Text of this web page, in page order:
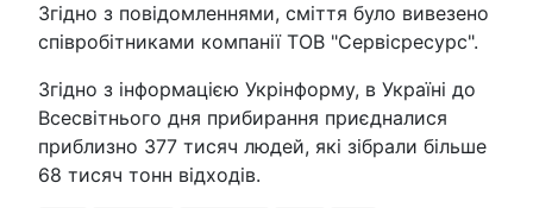
Згідно з повідомленнями, сміття було вивезено
співробітниками компанії ТОВ "Сервісресурс".
Згідно з інформацією Укрінформу, в Україні до
Всесвітнього дня прибирання приєдналися
приблизно 377 тисяч людей, які зібрали більше
68 тисяч тонн відходів.